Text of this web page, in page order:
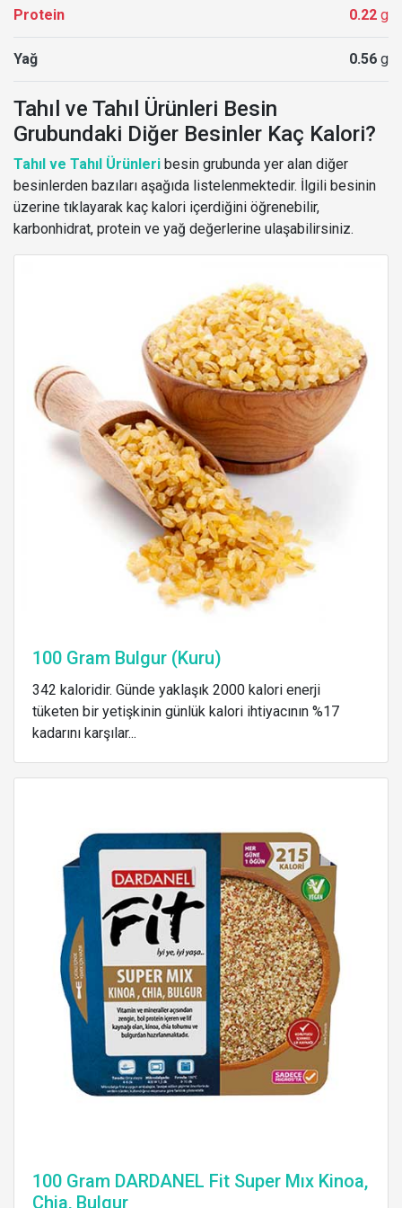
Protein 0.22 g
Yağ 0.56 g
Tahıl ve Tahıl Ürünleri Besin
Grubundaki Diğer Besinler Kaç Kalori?
Tahıl ve Tahıl Ürünleri besin grubunda yer alan diğer
besinlerden bazıları aşağıda listelenmektedir. İlgili besinin
üzerine tıklayarak kaç kalori içerdiğini öğrenebilir,
karbonhidrat, protein ve yağ değerlerine ulaşabilirsiniz.
100 Gram Bulgur (Kuru)
342 kaloridir. Günde yaklaşık 2000 kalori enerji
tüketen bir yetişkinin günlük kalori ihtiyacının %17
kadarını karşılar...
100 Gram DARDANEL Fit Super Mıx Kinoa,
Chia, Bulgur